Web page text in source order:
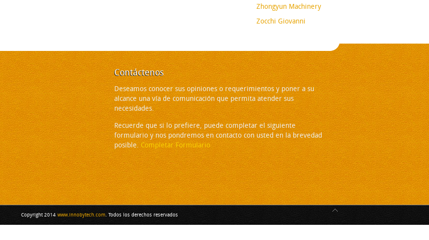
Zhongyun Machinery
Zocchi Giovanni
Contáctenos
Deseamos conocer sus opiniones o requerimientos y poner a su
alcance una vía de comunicación que permita atender sus
necesidades.
Recuerde que si lo prefiere, puede completar el siguiente
formulario y nos pondremos en contacto con usted en la brevedad
posible. Completar Formulario
Copyright 2014 www.innobytech.com. Todos los derechos reservados